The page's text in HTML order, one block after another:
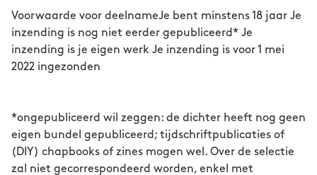
Voorwaarde voor deelnameJe bent minstens 18 jaar Je
inzending is nog niet eerder gepubliceerd* Je
inzending is je eigen werk Je inzending is voor 1 mei
2022 ingezonden
*ongepubliceerd wil zeggen: de dichter heeft nog geen
eigen bundel gepubliceerd; tijdschriftpublicaties of
(DIY) chapbooks of zines mogen wel. Over de selectie
zal niet gecorrespondeerd worden, enkel met